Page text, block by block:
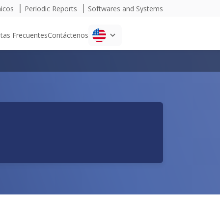
Periodic Reports Softwares and Systems
FrecuentesContáctenos